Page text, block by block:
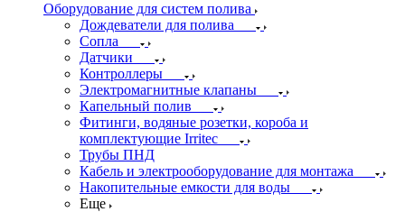
Оборудование для систем полива
Дождеватели для полива
Сопла
Датчики
Контроллеры
Электромагнитные клапаны
Капельный полив
Фитинги, водяные розетки, короба и
комплектующие Irritec
Трубы ПНД
Кабель и электрооборудование для монтажа
Накопительные емкости для воды
Еще